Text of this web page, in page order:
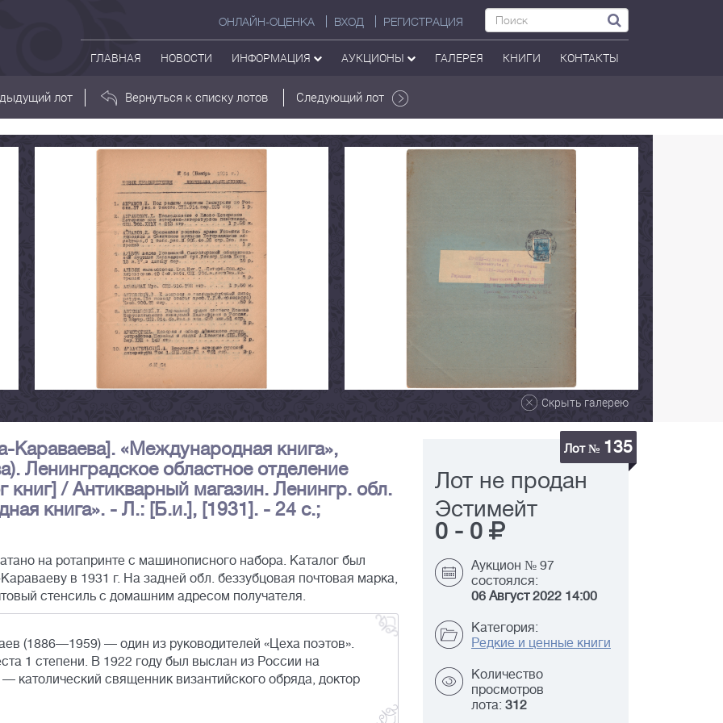
ОНЛАЙН-ОЦЕНКА ВХОД РЕГИСТРАЦИЯ
ГЛАВНАЯ НОВОСТИ ИНФОРМАЦИЯ АУКЦИОНЫ ГАЛЕРЕЯ КНИГИ КОНТАКТЫ
лот Вернуться к списку лотов Следующий лот
Скрыть галерею
«Международная книга»,
Ленинградское областное отделение
книг] / Антикварный магазин. Ленингр. обл.
книга». - Л.: [Б.и.], [1931]. - 24 с.;
на ротапринте с машинописного набора. Каталог был
в 1931 г. На задней обл. беззубцовая почтовая марка,
стенсиль с домашним адресом получателя.
(1886—1959) — один из руководителей «Цеха поэтов».
1 степени. В 1922 году был выслан из России на
священник византийского обряда, доктор
Лот № 135
Лот не продан
Эстимейт
0 - 0
Аукцион № 97
состоялся:
06 Август 2022 14:00
Категория:
Редкие и ценные книги
Количество
просмотров
лота: 312